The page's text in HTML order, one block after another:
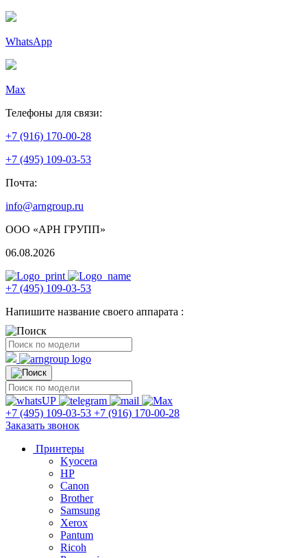
WhatsApp
Max
Телефоны для связи:
+7 (916) 170-00-28
+7 (495) 109-03-53
Почта:
info@arngroup.ru
ООО «АРН ГРУПП»
06.08.2026
+7 (495) 109-03-53
Напишите название своего аппарата :
+7 (495) 109-03-53 +7 (916) 170-00-28
Заказать звонок
Принтеры
Kyocera
HP
Canon
Brother
Samsung
Xerox
Pantum
Ricoh